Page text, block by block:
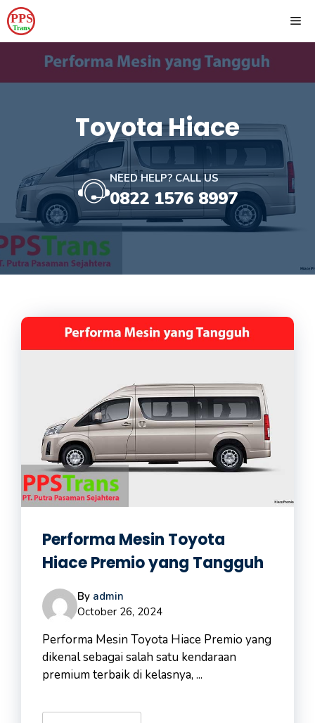
Skip
to
content
Toyota Hiace
NEED HELP? CALL US
0822 1576 8997
Performa Mesin Toyota
Hiace Premio yang Tangguh
By admin
October 26, 2024
Performa Mesin Toyota Hiace Premio yang
dikenal sebagai salah satu kendaraan
premium terbaik di kelasnya, ...